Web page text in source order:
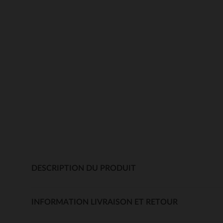
DESCRIPTION DU PRODUIT
INFORMATION LIVRAISON ET RETOUR